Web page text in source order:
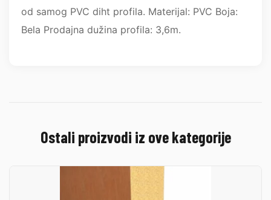
od samog PVC diht profila. Materijal: PVC Boja:
Bela Prodajna dužina profila: 3,6m.
Ostali proizvodi iz ove kategorije